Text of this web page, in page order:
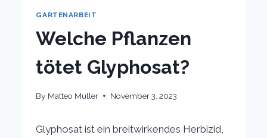
GARTENARBEIT
Welche Pflanzen
tötet Glyphosat?
By Matteo Müller November 3, 2023
Glyphosat ist ein breitwirkendes Herbizid,